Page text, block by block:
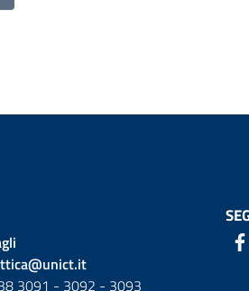
3091 - 3092 - 3093